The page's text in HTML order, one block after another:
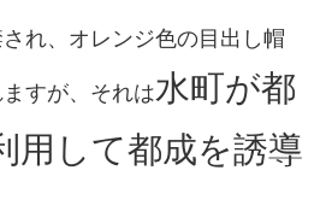
れ、オレンジ色の目出し帽
すが、それは水町が都
用して都成を誘導